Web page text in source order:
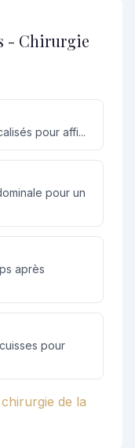
- Chirurgie
pour affi...
pour un
après
pour
de la